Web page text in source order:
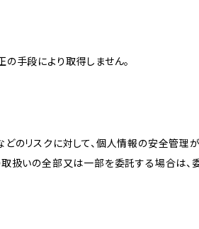
手段により取得しません。
のリスクに対して、個人情報の安全管理
取扱いの全部又は一部を委託する場合は